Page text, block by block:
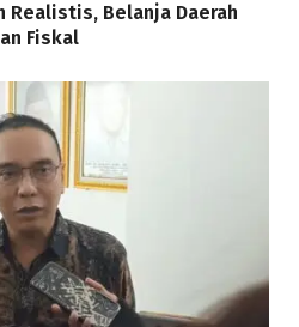
Realistis, Belanja Daerah
Fiskal